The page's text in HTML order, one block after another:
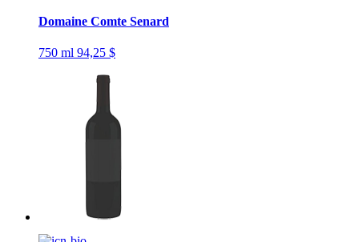
Domaine Comte Senard
750 ml 94,25 $